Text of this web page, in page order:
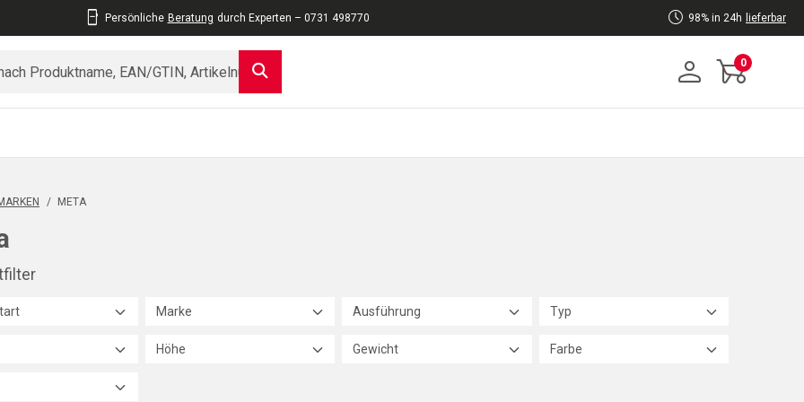
Persönliche Beratung durch Experten – 0731 498770 98% in 24h lieferbar
0
/ META
Marke Ausführung Typ
Höhe Gewicht Farbe